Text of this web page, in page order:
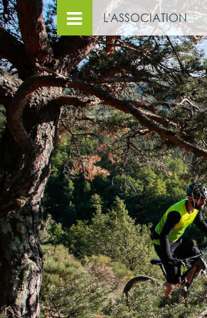
L'ASSOCIATION